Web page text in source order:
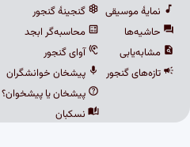
نمایهٔ موسیقی
حاشیه‌ها
مشابه‌یابی
تازه‌های گنجور
گنجینهٔ گنجور
محاسبه‌گر ابجد
آوای گنجور
پیشخان خوانشگران
پیشخان یا پیشخوان؟
نسکبان